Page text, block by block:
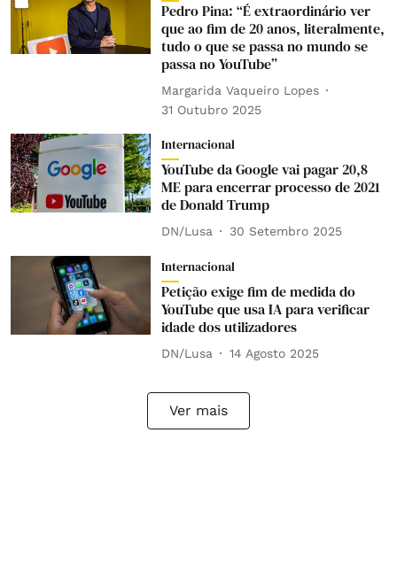
Pedro Pina: “É extraordinário ver
que ao fim de 20 anos, literalmente,
tudo o que se passa no mundo se
passa no YouTube”
Margarida Vaqueiro Lopes
31 Outubro 2025
Internacional
YouTube da Google vai pagar 20,8
ME para encerrar processo de 2021
de Donald Trump
DN/Lusa 30 Setembro 2025
Internacional
Petição exige fim de medida do
YouTube que usa IA para verificar
idade dos utilizadores
DN/Lusa 14 Agosto 2025
Ver mais